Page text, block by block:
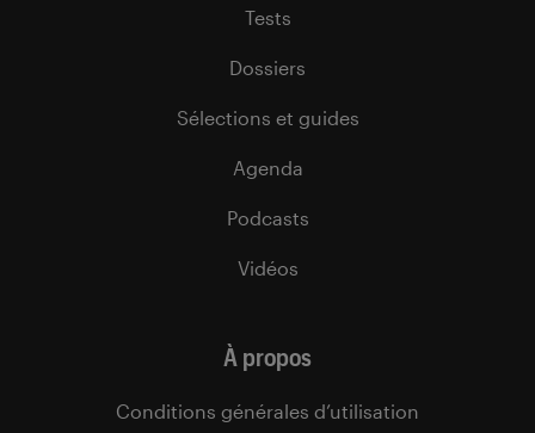
Tests
Dossiers
Sélections et guides
Agenda
Podcasts
Vidéos
À propos
Conditions générales d’utilisation